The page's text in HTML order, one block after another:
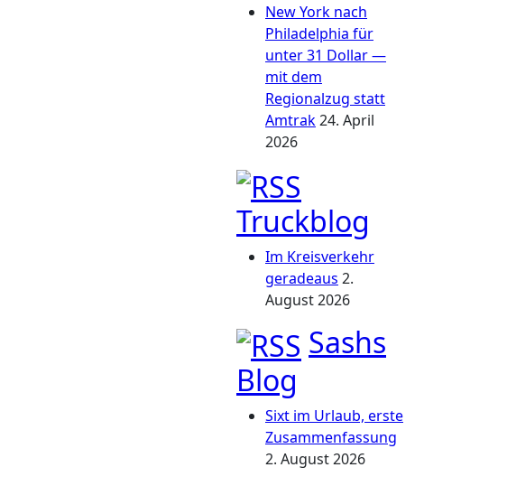
New York nach
Philadelphia für
unter 31 Dollar —
mit dem
Regionalzug statt
Amtrak24. April
2026
Truckblog
Im Kreisverkehr
geradeaus 2.
August 2026
Sashs
Blog
Sixt im Urlaub, erste
Zusammenfassung
2. August 2026